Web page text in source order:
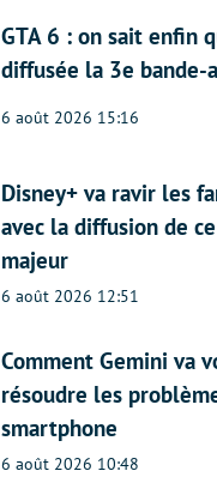
GTA 6 : on sait enfin
diffusée la 3e bande-
6 août 2026 15:16
Disney+ va ravir les
avec la diffusion de
majeur
6 août 2026 12:51
Comment Gemini va
résoudre les
smartphone
6 août 2026 10:48